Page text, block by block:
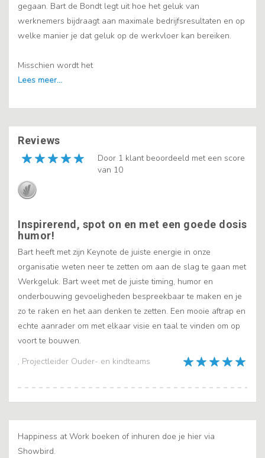
gegaan. Bart de Bondt legt uit hoe het geluk van
werknemers bijdraagt aan maximale bedrijfsresultaten en op
welke manier je dat geluk op de werkvloer kan bereiken.
Misschien wordt het
Reviews
Door 1 klant beoordeeld met een score
van 10
, Projectleider Ouder- en kindteams
Inspirerend, spot on en met een goede dosis
humor!
Bart heeft met zijn Keynote de juiste energie in onze
organisatie weten neer te zetten om aan de slag te gaan met
Werkgeluk. Bart weet met de juiste timing, humor en
onderbouwing gevoeligheden bespreekbaar te maken en je
zo te raken en het aan denken te zetten. Een mooie aftrap en
echte aanrader om met elkaar visie en taal te vinden om op
voort te bouwen.
Happiness at Work boeken of inhuren doe je hier via
Showbird.